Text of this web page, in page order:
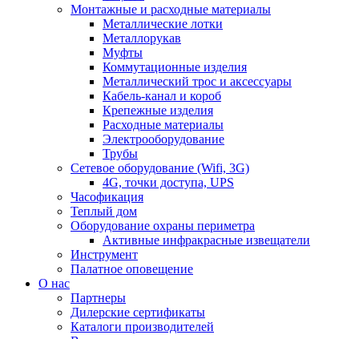
Монтажные и расходные материалы
Металлические лотки
Металлорукав
Муфты
Коммутационные изделия
Металлический трос и аксессуары
Кабель-канал и короб
Крепежные изделия
Расходные материалы
Электрооборудование
Трубы
Сетевое оборудование (Wifi, 3G)
4G, точки доступа, UPS
Часофикация
Теплый дом
Оборудование охраны периметра
Активные инфракрасные извещатели
Инструмент
Палатное оповещение
О нас
Партнеры
Дилерские сертификаты
Каталоги производителей